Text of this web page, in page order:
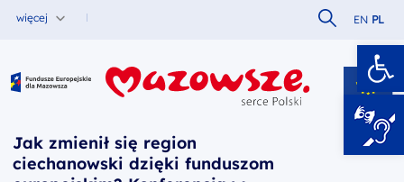
więcej Szukaj w
EN PL
Fundusze Europejskie dla Mazowsza
Jak zmienił się region
ciechanowski dzięki funduszom